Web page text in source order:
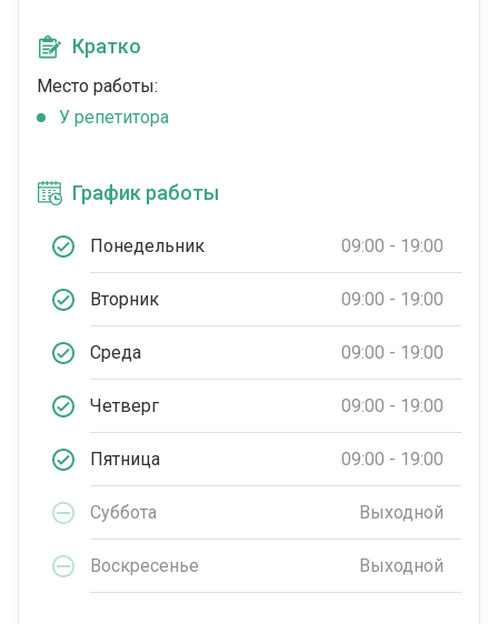
Кратко
Место работы:
У репетитора
График работы
Понедельник 09:00 - 19:00
Вторник 09:00 - 19:00
Среда 09:00 - 19:00
Четверг 09:00 - 19:00
Пятница 09:00 - 19:00
Суббота Выходной
Воскресенье Выходной